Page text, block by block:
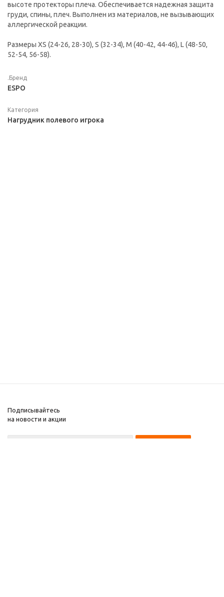
высоте протекторы плеча. Обеспечивается надежная защита
груди, спины, плеч. Выполнен из материалов, не вызывающих
аллергической реакции.
Размеры XS (24-26, 28-30), S (32-34), М (40-42, 44-46), L (48-50,
52-54, 56-58).
.Бренд
ESPO
Категория
Нагрудник полевого игрока
Подписывайтесь
на новости и акции